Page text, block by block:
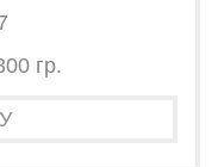
гр.